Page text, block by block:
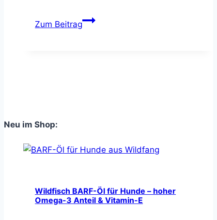
Zum BeitragOhrenentzündung
Neu im Shop:
Wildfisch BARF-Öl für Hunde – hoher
Omega-3 Anteil & Vitamin-E